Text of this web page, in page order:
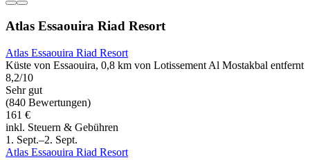
Atlas Essaouira Riad Resort
Atlas Essaouira Riad Resort
Küste von Essaouira, 0,8 km von Lotissement Al Mostakbal entfernt
8,2/10
Sehr gut
(840 Bewertungen)
161 €
inkl. Steuern & Gebühren
1. Sept.–2. Sept.
Atlas Essaouira Riad Resort